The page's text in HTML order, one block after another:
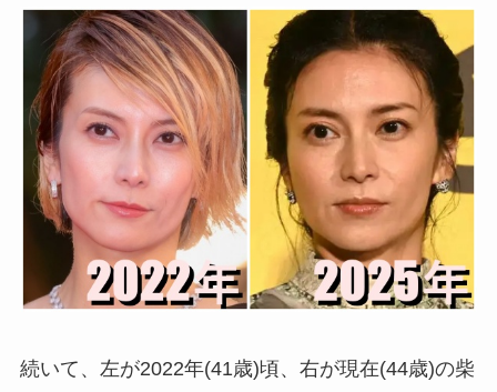
続いて、左が2022年(41歳)頃、右が現在(44歳)の柴